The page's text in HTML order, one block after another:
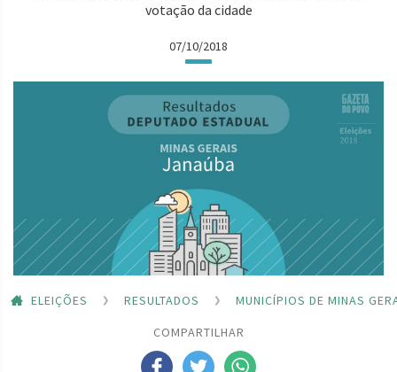
votação da cidade
07/10/2018
ELEIÇÕES RESULTADOS
MUNICÍPIOS DE MINAS
COMPARTILHAR